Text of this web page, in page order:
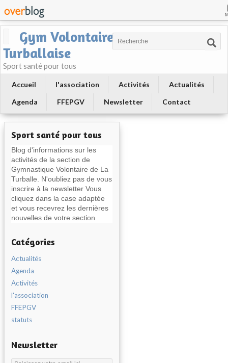
Gym Volontaire
Turballaise
Sport santé pour tous
Accueil l'association Activités
Actualités
Agenda
FFEPGV Newsletter Contact
Sport santé pour tous
Blog d'informations sur les
activités de la section de
Gymnastique Volontaire de La
Turballe. N'oubliez pas de vous
inscrire à la newsletter Vous
cliquez dans la case adaptée
et vous recevrez les dernières
nouvelles de votre section
Catégories
Actualités
Agenda
Activités
l'association
FFEPGV
statuts
Newsletter